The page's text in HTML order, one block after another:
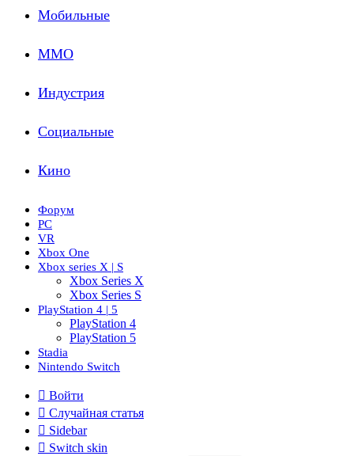
Мобильные
ММО
Индустрия
Социальные
Кино
Форум
PC
VR
Xbox One
Xbox series X | S
Xbox Series X
Xbox Series S
PlayStation 4 | 5
PlayStation 4
PlayStation 5
Stadia
Nintendo Switch
Войти
Случайная статья
Sidebar
Switch skin